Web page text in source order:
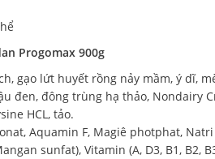
Progomax 900g
gạo lứt huyết rồng nảy mầm, ý dĩ,
đen, đông trùng hạ thảo, Nondairy
HCL, tảo.
Aquamin F, Magiê photphat,
sunfat), Vitamin (A, D3, B1, B2,